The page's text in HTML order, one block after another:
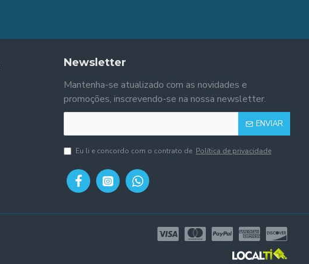
Newsletter
Mantenha-se atualizado com as novidades e
promoções, inscrevendo-se na nossa newsletter.
ENVIAR
Eu li e concordo com o contrato de Política de privacidade